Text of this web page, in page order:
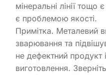
мінеральні лінії
є проблемою якості.
Примітка. Металевий
зварювання та
не дефектний
виготовлення.